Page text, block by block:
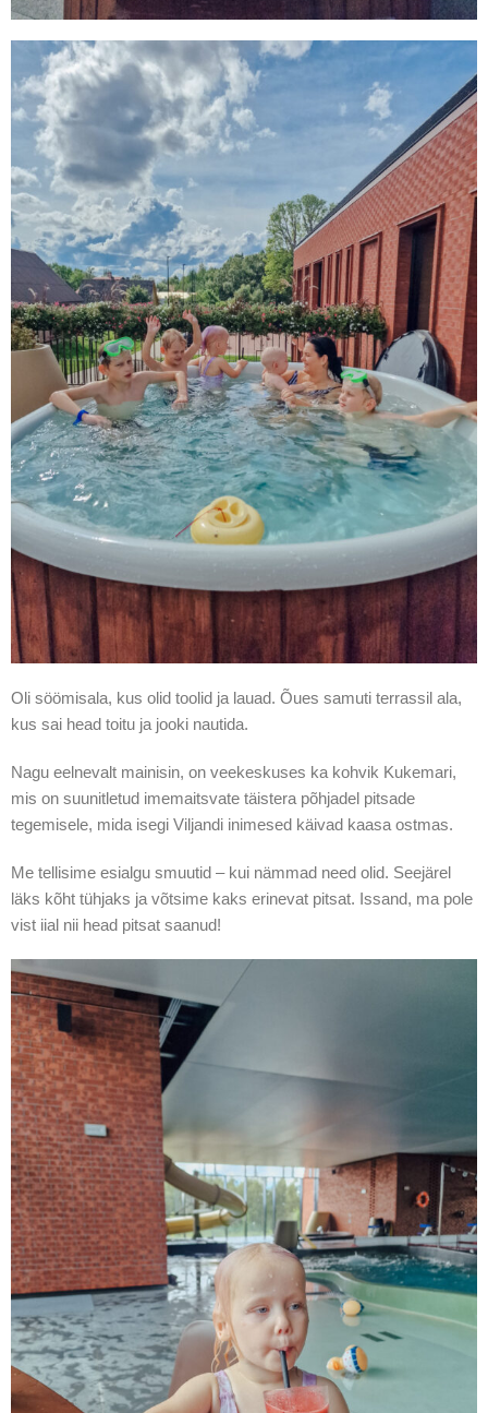
Oli söömisala, kus olid toolid ja lauad. Õues samuti terrassil ala,
kus sai head toitu ja jooki nautida.
Nagu eelnevalt mainisin, on veekeskuses ka kohvik Kukemari,
mis on suunitletud imemaitsvate täistera põhjadel pitsade
tegemisele, mida isegi Viljandi inimesed käivad kaasa ostmas.
Me tellisime esialgu smuutid – kui nämmad need olid. Seejärel
läks kõht tühjaks ja võtsime kaks erinevat pitsat. Issand, ma pole
vist iial nii head pitsat saanud!